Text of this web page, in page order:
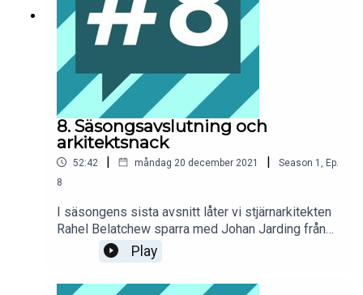
8. Säsongsavslutning och
arkitektsnack
52:42 | måndag 20 december 2021 | Season 1 , Ep.
8
I säsongens sista avsnitt låter vi stjärnarkitekten
Rahel Belatchew sparra med Johan Jarding från
Stockholms Kooperativa Bostadsförening. Det
blir ett rekordlångt avsnitt fullt av spännande
diskussioner där vi inte alltid kommer överens,
Play